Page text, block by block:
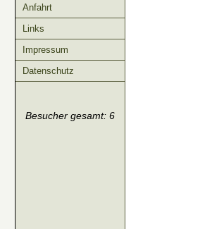
Anfahrt
Links
Impressum
Datenschutz
Besucher gesamt: 6